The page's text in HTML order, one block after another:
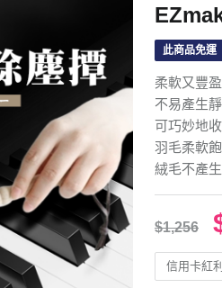
此商品免運
柔軟又豐
不易產生
可巧妙地
羽毛柔軟
絨毛不產
$1,256
信用卡紅